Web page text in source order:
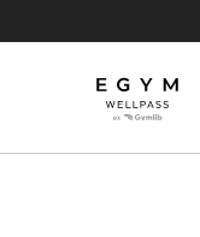
contenu